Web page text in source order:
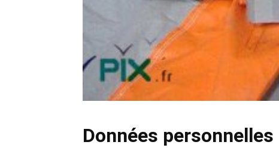
Données personnelles